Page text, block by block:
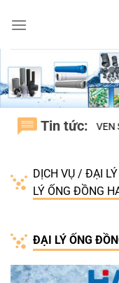
qua
Tin tức:
VEN SÔNG NINESOUTH –
DỊCH VỤ / ĐẠI
LÝ ỐNG ĐỒNG
ĐẠI LÝ ỐNG